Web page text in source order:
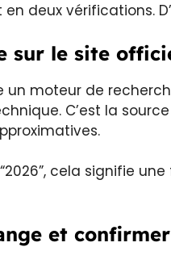
deux vérifications.
sur le site
un moteur de
C’est la
cela signifie
et